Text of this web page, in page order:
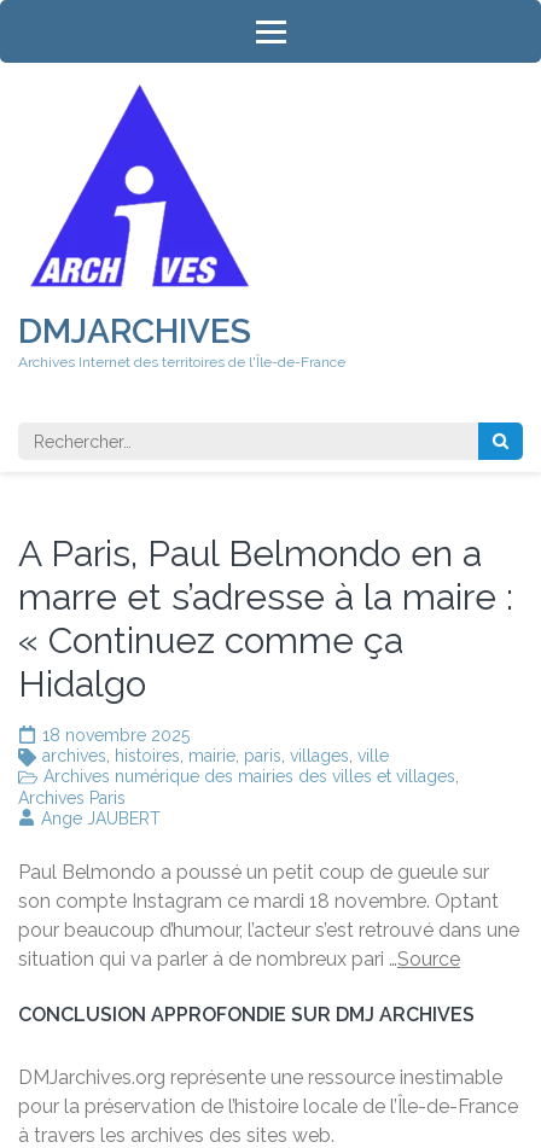
Aller
contenu
DMJARCHIVES
Archives Internet des territoires de l'Île-de-France
Rechercher
A Paris, Paul Belmondo en a
marre et s’adresse à la maire :
« Continuez comme ça
Hidalgo
18 novembre 2025
archives
histoires mairie paris villages ville
Archives numérique des mairies des villes et villages
Archives Paris
Ange JAUBERT
Paul Belmondo a poussé un petit coup de gueule sur
son compte Instagram ce mardi 18 novembre. Optant
pour beaucoup d’humour, l’acteur s’est retrouvé dans une
situation qui va parler à de nombreux pari …Source
CONCLUSION APPROFONDIE SUR DMJ ARCHIVES
DMJarchives.org représente une ressource inestimable
pour la préservation de l’histoire locale de l’Île-de-France
à travers les archives des sites web.